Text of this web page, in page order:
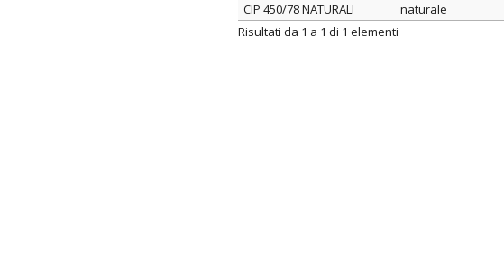
ARTICOLO
CIP 450/78 NATURALI naturale
Risultati da 1 a 1 di 1 elementi